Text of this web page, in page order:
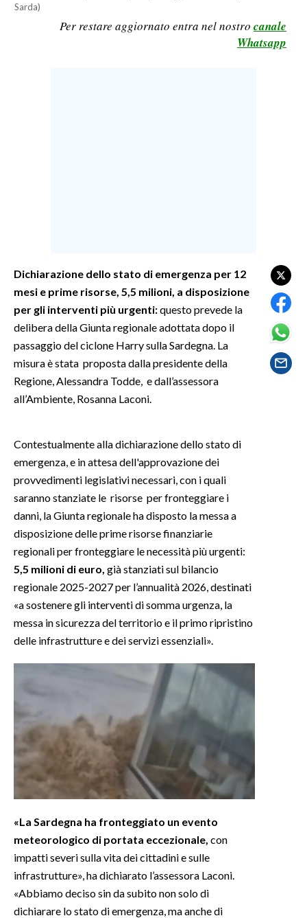
CALCIO REGIONALE
SARDEGNA TURISMO
SARDI NEL MONDO
NOTIZIE
EVENTI
#CARAUNIONE
INFO AZIENDE
ANNUNCI
NECROLOGI
PUBBLICITÀ
SPIAGGE
Sarda)
Per restare aggiornato entra nel nostro canale
Whatsapp
Dichiarazione dello stato di emergenza per 12
mesi e prime risorse, 5,5 milioni, a disposizione
per gli interventi più urgenti:questo prevede la
delibera della Giunta regionale adottata dopo il
passaggio del ciclone Harry sulla Sardegna. La
misura è stata proposta dalla presidente della
Regione, Alessandra Todde, e dall’assessora
all’Ambiente, Rosanna Laconi.
Contestualmente alla dichiarazione dello stato di
emergenza, e in attesa dell'approvazione dei
provvedimenti legislativi necessari, con i quali
saranno stanziate le risorse per fronteggiare i
danni, la Giunta regionale ha disposto la messa a
disposizione delle prime risorse finanziarie
regionali per fronteggiare le necessità più urgenti:
5,5 milioni di euro, già stanziati sul bilancio
regionale 2025-2027 per l’annualità 2026, destinati
«a sostenere gli interventi di somma urgenza, la
messa in sicurezza del territorio e il primo ripristino
delle infrastrutture e dei servizi essenziali».
«La Sardegna ha fronteggiato un evento
meteorologico di portata eccezionale, con
impatti severi sulla vita dei cittadini e sulle
infrastrutture», ha dichiarato l’assessora Laconi.
«Abbiamo deciso sin da subito non solo di
dichiarare lo stato di emergenza, ma anche di